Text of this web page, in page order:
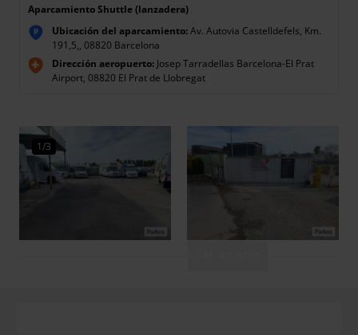
Aparcamiento Shuttle (lanzadera)
P Ubicación del aparcamiento:Av. Autovia Castelldefels, Km.
191,5,, 08820 Barcelona
Dirección aeropuerto: Josep Tarradellas Barcelona-El Prat
Airport, 08820 El Prat de Llobregat
1/3